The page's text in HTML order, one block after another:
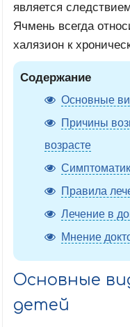
является
Ячмень всегда
халязион к
Содержание
Основные
Причины
возрасте
Правила
Лечение в
Мнение
Основные
детей